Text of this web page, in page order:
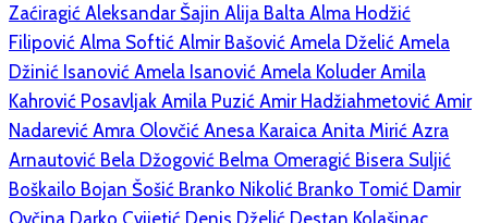
Zaćiragić Aleksandar Šajin Alija Balta Alma Hodžić
Filipović Alma Softić Almir Bašović Amela Dželić Amela
Džinić Isanović Amela Isanović Amela Koluder Amila
Kahrović Posavljak Amila Puzić Amir Hadžiahmetović Amir
Nadarević Amra Olovčić Anesa Karaica Anita Mirić Azra
Arnautović Bela Džogović Belma Omeragić Bisera Suljić
Boškailo Bojan Šošić Branko Nikolić Branko Tomić Damir
Ovčina Darko Cvijetić Denis Dželić Destan Kolašinac